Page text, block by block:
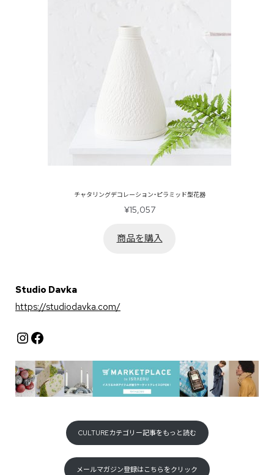
チャタリングデコレーション・ピラミッド型花器
¥15,057
商品を購入
Studio Davka
https://studiodavka.com/
Instagram
Facebook
CULTUREカテゴリー記事をもっと読む
メールマガジン登録はこちらをクリック